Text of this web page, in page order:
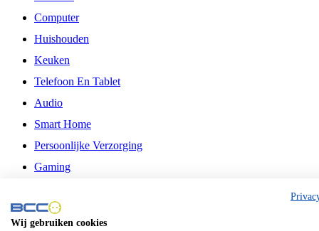
Computer
Huishouden
Keuken
Telefoon En Tablet
Audio
Smart Home
Persoonlijke Verzorging
Gaming
Philips
Wij gebruiken cookies